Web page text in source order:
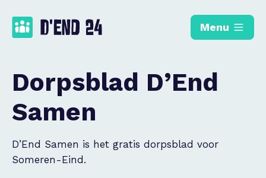
Menu
Dorpsblad D’End
Samen
D’End Samen is het gratis dorpsblad voor
Someren-Eind.